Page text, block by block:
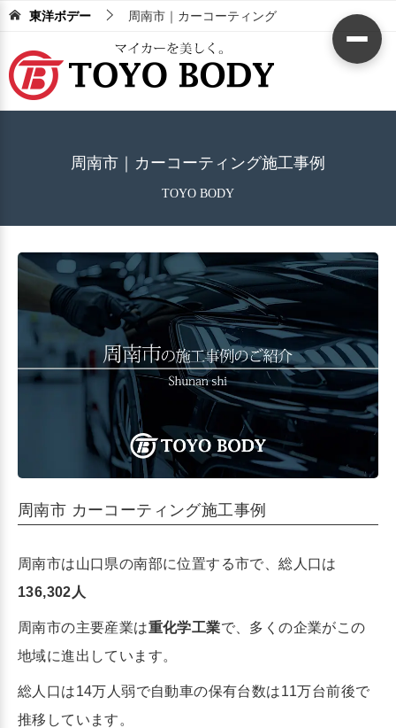
東洋ボデー 周南市｜カーコーティング
周南市｜カーコーティング施工事例
TOYO BODY
周南市 カーコーティング施工事例
周南市は山口県の南部に位置する市で、総人口は
136,302人
周南市の主要産業は重化学工業で、多くの企業がこの
地域に進出しています。
総人口は14万人弱で自動車の保有台数は11万台前後で
推移しています。